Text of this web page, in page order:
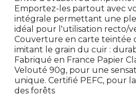
Emportez-les partout avec
intégrale permettant une
idéal pour l'utilisation recto/
Couverture en carte teintée
imitant le grain du cuir :
Fabriqué en France Papier
Velouté 90g, pour une
unique. Certifié PEFC, pour
des forêts